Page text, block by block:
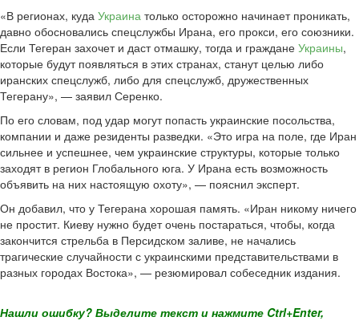
«В регионах, куда Украина только осторожно начинает проникать,
давно обосновались спецслужбы Ирана, его прокси, его союзники.
Если Тегеран захочет и даст отмашку, тогда и граждане Украины,
которые будут появляться в этих странах, станут целью либо
иранских спецслужб, либо для спецслужб, дружественных
Тегерану», — заявил Серенко.
По его словам, под удар могут попасть украинские посольства,
компании и даже резиденты разведки. «Это игра на поле, где Иран
сильнее и успешнее, чем украинские структуры, которые только
заходят в регион Глобального юга. У Ирана есть возможность
объявить на них настоящую охоту», — пояснил эксперт.
Он добавил, что у Тегерана хорошая память. «Иран никому ничего
не простит. Киеву нужно будет очень постараться, чтобы, когда
закончится стрельба в Персидском заливе, не начались
трагические случайности с украинскими представительствами в
разных городах Востока», — резюмировал собеседник издания.
Нашли ошибку? Выделите текст и нажмите Ctrl+Enter,